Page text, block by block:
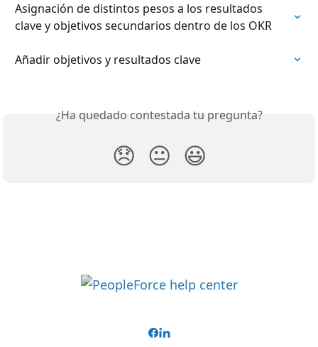
Asignación de distintos pesos a los resultados
clave y objetivos secundarios dentro de los OKR
Añadir objetivos y resultados clave
¿Ha quedado contestada tu pregunta?
😞 😐 😃